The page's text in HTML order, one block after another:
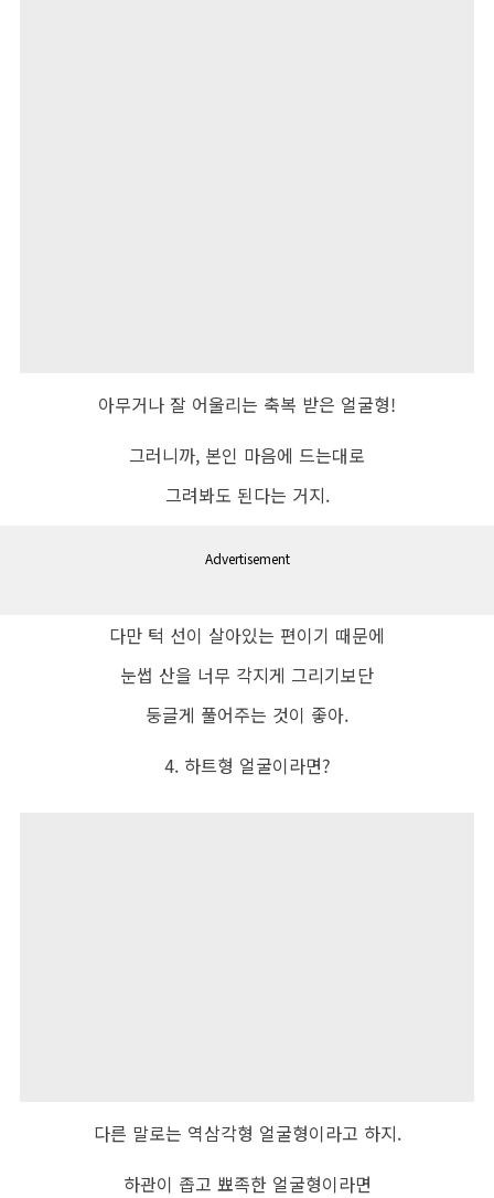
아무거나 잘 어울리는 축복 받은 얼굴형!
그러니까, 본인 마음에 드는대로
그려봐도 된다는 거지.
Advertisement
다만 턱 선이 살아있는 편이기 때문에
눈썹 산을 너무 각지게 그리기보단
둥글게 풀어주는 것이 좋아.
4. 하트형 얼굴이라면?
다른 말로는 역삼각형 얼굴형이라고 하지.
하관이 좁고 뾰족한 얼굴형이라면